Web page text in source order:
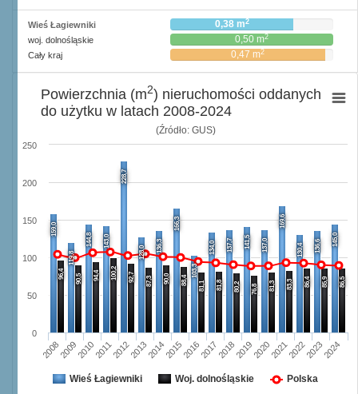
Wieś Łagiewniki 0,38 m2
woj. dolnośląskie 0,50 m2
Cały kraj 0,47 m2
(Źródło: GUS)
159,0
119,8
144,8 143,0
228,7
128,0 136,3
166,3
103,3
134,0 137,7 141,5 137,0
169,6
130,4
136,6 145,0
96,4 90,5 94,4 100,2 92,7 87,3 90,0 88,4 81,1 81,8 80,2 76,8 81,3 83,3 86,4 85,9 86,5
20082009201020112012201320142015201620172018201920202021202220232024
0
50
100
150
200
250
Powierzchnia (m2) nieruchomości oddanych
do użytku w latach 2008-2024
Wieś Łagiewniki Woj. dolnośląskie Polska